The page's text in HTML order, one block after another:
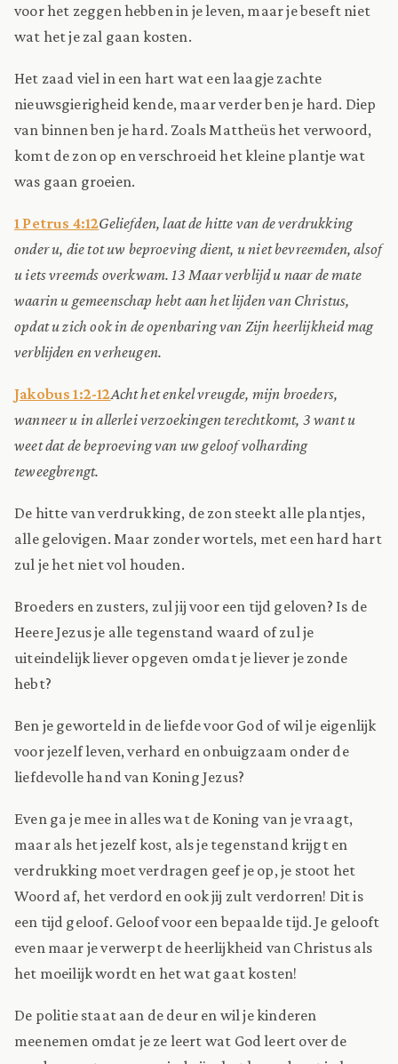
voor het zeggen hebben in je leven, maar je beseft niet
wat het je zal gaan kosten.
Het zaad viel in een hart wat een laagje zachte
nieuwsgierigheid kende, maar verder ben je hard. Diep
van binnen ben je hard. Zoals Mattheüs het verwoord,
komt de zon op en verschroeid het kleine plantje wat
was gaan groeien.
1 Petrus 4:12Geliefden, laat de hitte van de verdrukking
onder u, die tot uw beproeving dient, u niet bevreemden, alsof
u iets vreemds overkwam. 13 Maar verblijd u naar de mate
waarin u gemeenschap hebt aan het lijden van Christus,
opdat u zich ook in de openbaring van Zijn heerlijkheid mag
verblijden en verheugen.
Jakobus 1:2-12Acht het enkel vreugde, mijn broeders,
wanneer u in allerlei verzoekingen terechtkomt, 3 want u
weet dat de beproeving van uw geloof volharding
teweegbrengt.
De hitte van verdrukking, de zon steekt alle plantjes,
alle gelovigen. Maar zonder wortels, met een hard hart
zul je het niet vol houden.
Broeders en zusters, zul jij voor een tijd geloven? Is de
Heere Jezus je alle tegenstand waard of zul je
uiteindelijk liever opgeven omdat je liever je zonde
hebt?
Ben je geworteld in de liefde voor God of wil je eigenlijk
voor jezelf leven, verhard en onbuigzaam onder de
liefdevolle hand van Koning Jezus?
Even ga je mee in alles wat de Koning van je vraagt,
maar als het jezelf kost, als je tegenstand krijgt en
verdrukking moet verdragen geef je op, je stoot het
Woord af, het verdord en ook jij zult verdorren! Dit is
een tijd geloof. Geloof voor een bepaalde tijd. Je gelooft
even maar je verwerpt de heerlijkheid van Christus als
het moeilijk wordt en het wat gaat kosten!
De politie staat aan de deur en wil je kinderen
meenemen omdat je ze leert wat God leert over de